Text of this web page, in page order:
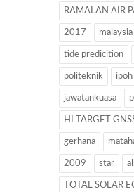
RAMALAN AIR
2017
tide predicition
politeknik ipoh
jawatankuasa
HI TARGET
gerhana
2009 star
TOTAL SOLAR